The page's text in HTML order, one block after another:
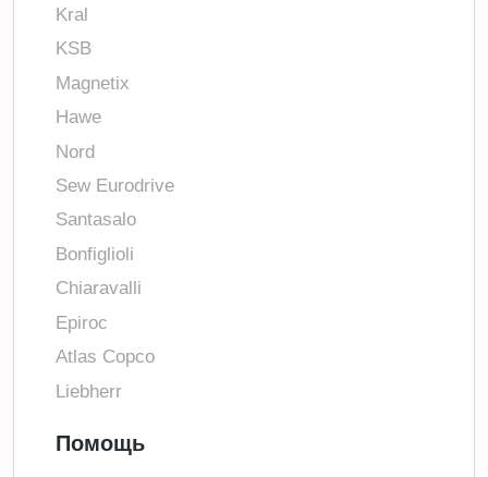
Kral
KSB
Magnetix
Hawe
Nord
Sew Eurodrive
Santasalo
Bonfiglioli
Chiaravalli
Epiroc
Atlas Copco
Liebherr
Помощь